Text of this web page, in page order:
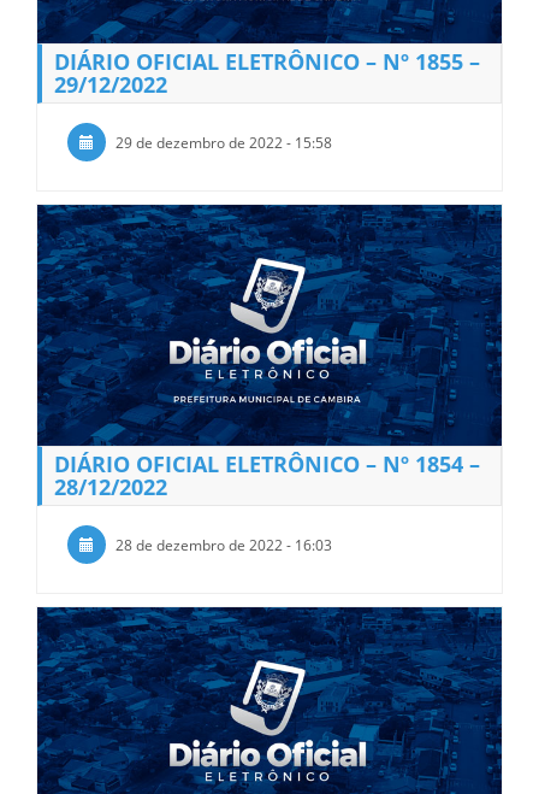
DIÁRIO OFICIAL ELETRÔNICO – Nº 1855 –
29/12/2022
29 de dezembro de 2022 - 15:58
DIÁRIO OFICIAL ELETRÔNICO – Nº 1854 –
28/12/2022
28 de dezembro de 2022 - 16:03